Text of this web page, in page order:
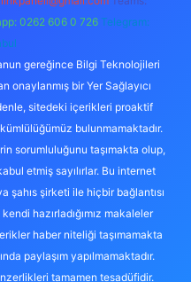
0262 606 0 726 Telegram:
gereğince Bilgi Teknolojileri
onaylanmış bir Yer Sağlayıcı
sitedeki içerikleri proaktif
bulunmamaktadır.
sorumluluğunu taşımakta olup,
etmiş sayılırlar. Bu internet
şahıs şirketi ile hiçbir bağlantısı
hazırladığımız makaleler
haber niteliği taşımamakta
paylaşım yapılmamaktadır.
tamamen tesadüfidir.